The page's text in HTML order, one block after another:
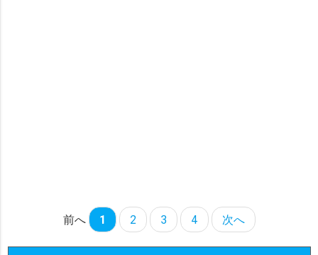
前へ 1 2 3 4 次へ